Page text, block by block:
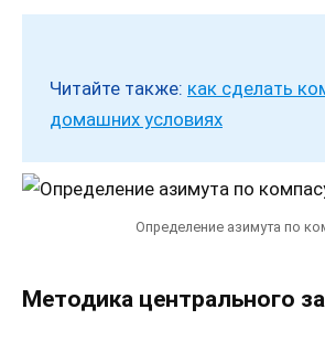
Читайте также: как сделать
домашних условиях
Определение азимута по
Методика центрального